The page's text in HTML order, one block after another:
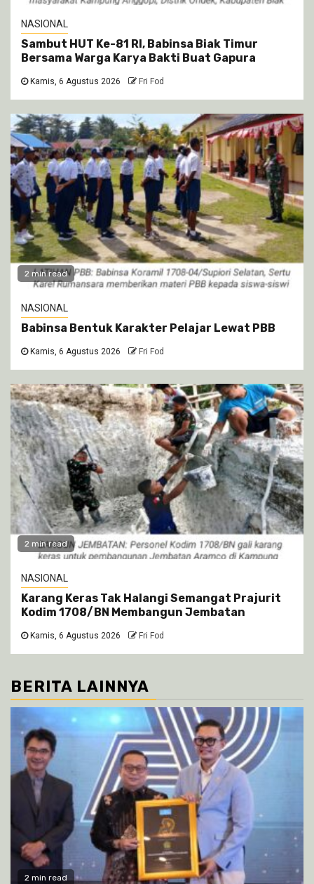
NASIONAL
Sambut HUT Ke-81 RI, Babinsa Biak Timur
Bersama Warga Karya Bakti Buat Gapura
Kamis, 6 Agustus 2026 Fri Fod
2 min read
NASIONAL
Babinsa Bentuk Karakter Pelajar Lewat PBB
Kamis, 6 Agustus 2026 Fri Fod
2 min read
NASIONAL
Karang Keras Tak Halangi Semangat Prajurit
Kodim 1708/BN Membangun Jembatan
Kamis, 6 Agustus 2026 Fri Fod
BERITA LAINNYA
2 min read